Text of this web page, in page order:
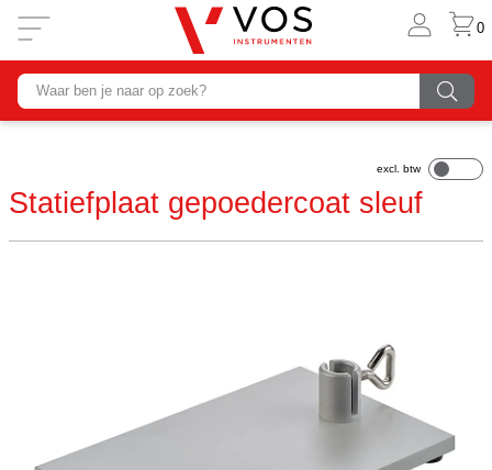
0
Statiefplaat gepoedercoat sleuf